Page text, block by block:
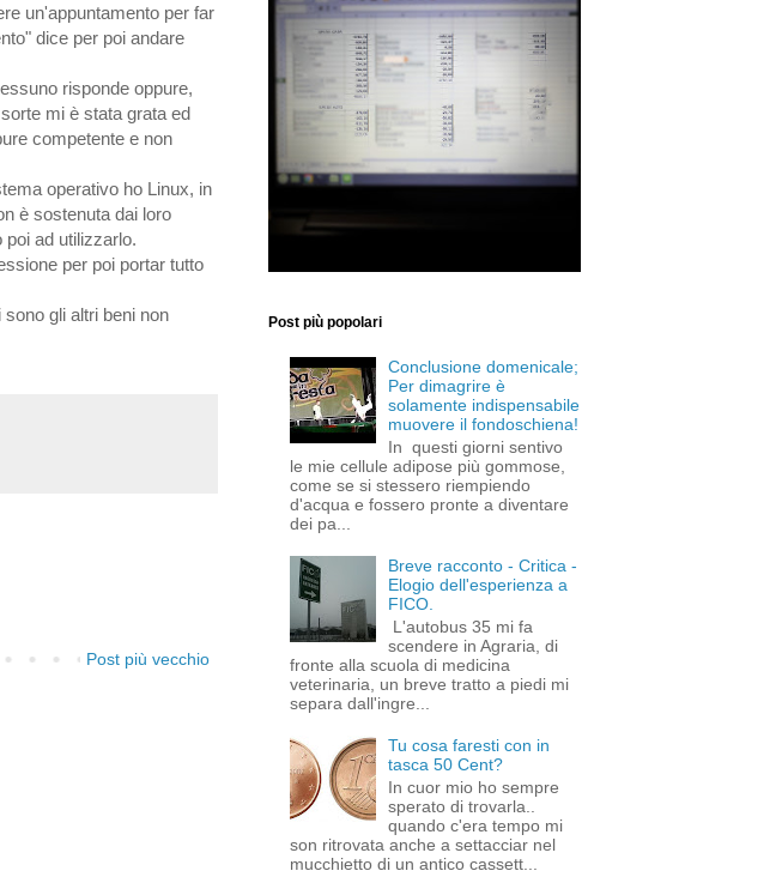
un'appuntamento per far
dice per poi andare
risponde oppure,
mi è stata grata ed
competente e non
operativo ho Linux, in
è sostenuta dai loro
ad utilizzarlo.
per poi portar tutto
gli altri beni non
Post più vecchio
Post più popolari
Conclusione domenicale;
Per dimagrire è
solamente indispensabile
muovere il fondoschiena!
In questi giorni sentivo
le mie cellule adipose più gommose,
come se si stessero riempiendo
d'acqua e fossero pronte a diventare
dei pa...
Breve racconto - Critica -
Elogio dell'esperienza a
FICO.
L'autobus 35 mi fa
scendere in Agraria, di
fronte alla scuola di medicina
veterinaria, un breve tratto a piedi mi
separa dall'ingre...
Tu cosa faresti con in
tasca 50 Cent?
In cuor mio ho sempre
sperato di trovarla..
quando c'era tempo mi
son ritrovata anche a settacciar nel
mucchietto di un antico cassett...